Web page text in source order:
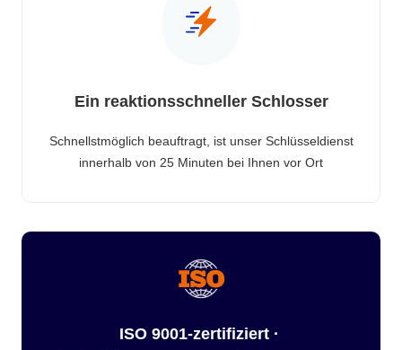
Ein reaktionsschneller Schlosser
Schnellstmöglich beauftragt, ist unser Schlüsseldienst
innerhalb von 25 Minuten bei Ihnen vor Ort
ISO 9001-zertifiziert ·